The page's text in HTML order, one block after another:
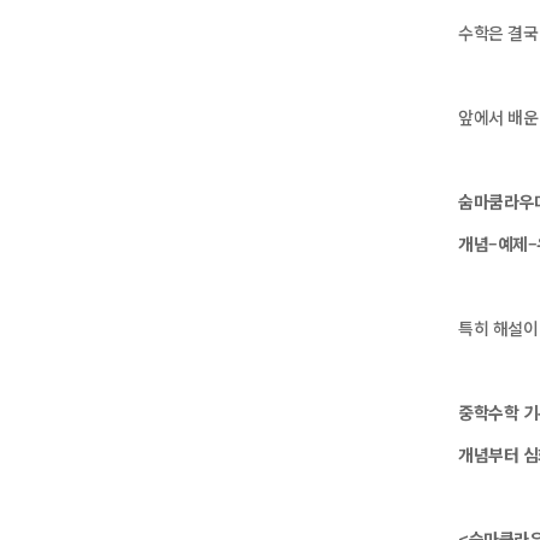
수학은 결
앞에서 배
숨마쿰라우
개념–예제
특히 해설
중학수학
개념부터